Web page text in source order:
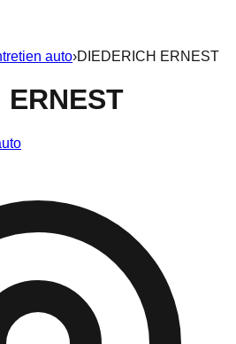
auto›DIEDERICH ERNEST
ERNEST